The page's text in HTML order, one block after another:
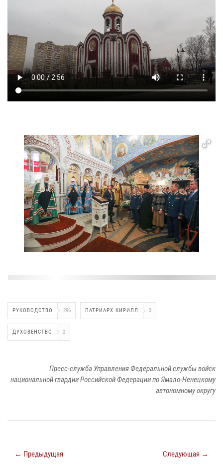
РУКОВОДСТВО 296 ПАТРИАРХ КИРИЛЛ 3
ДУХОВЕНСТВО 2
Пресс-служба Управления Федеральной службы войск
национальной гвардии Российской Федерации по Ямало-Ненецкому
автономному округу
← Предыдущая Следующая →